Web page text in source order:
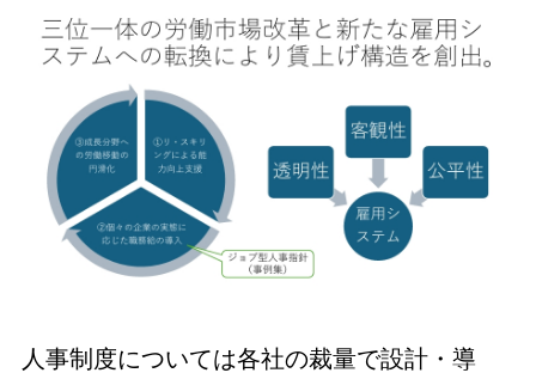
人事制度については各社の裁量で設計・導